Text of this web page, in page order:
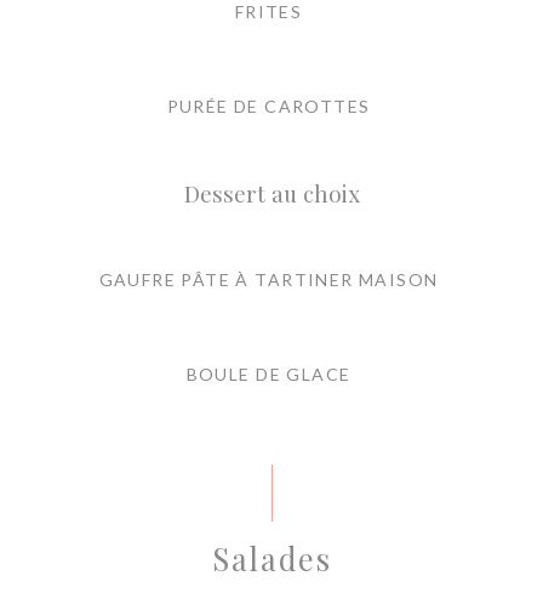
FRITES
PURÉE DE CAROTTES
Dessert au choix
GAUFRE PÂTE À TARTINER MAISON
BOULE DE GLACE
Salades